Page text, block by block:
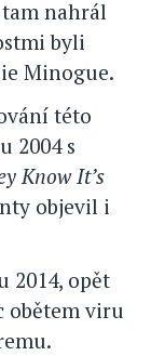
nahrál
byli
Minogue.
této
2004 s
Know It’s
objevil i
2014, opět
obětem viru